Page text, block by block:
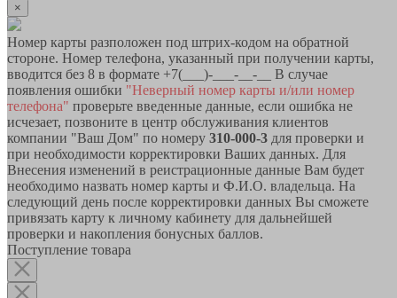
×
Номер карты разположен под штрих-кодом на обратной
стороне. Номер телефона, указанный при получении карты,
вводится без 8 в формате +7(___)-___-__-__ В случае
появления ошибки "Неверный номер карты и/или номер
телефона" проверьте введенные данные, если ошибка не
исчезает, позвоните в центр обслуживания клиентов
компании "Ваш Дом" по номеру 310-000-3 для проверки и
при необходимости корректировки Ваших данных. Для
Внесения изменений в реистрационные данные Вам будет
необходимо назвать номер карты и Ф.И.О. владельца. На
следующий день после корректировки данных Вы сможете
привязать карту к личному кабинету для дальнейшей
проверки и накопления бонусных баллов.
Поступление товара